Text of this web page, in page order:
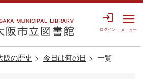
login
ログイン
menu
メニュー
阪の歴史 今日は何の日 一覧